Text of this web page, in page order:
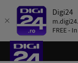
Digi24
FREE -